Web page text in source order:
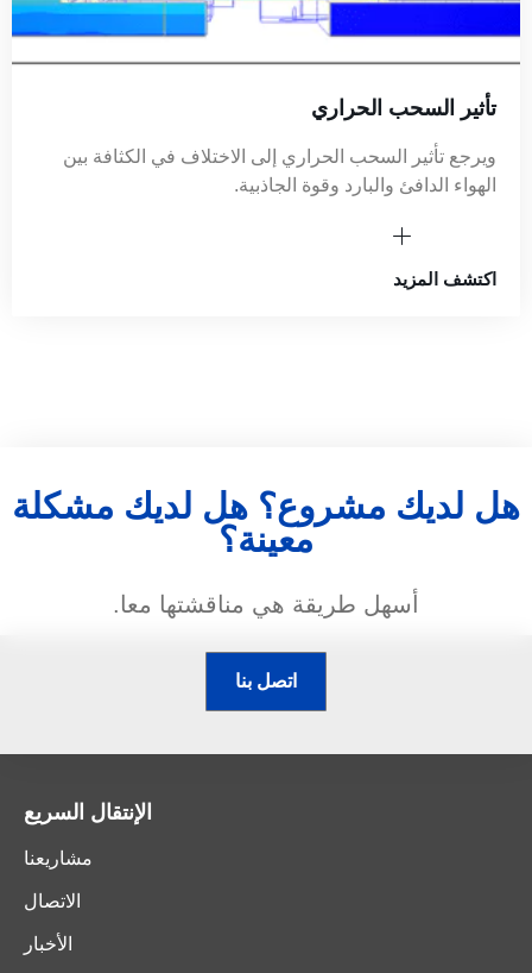
تأثير السحب الحراري
ويرجع تأثير السحب الحراري إلى الاختلاف في الكثافة بين
الهواء الدافئ والبارد وقوة الجاذبية.
اكتشف المزيد
هل لديك مشروع؟ هل لديك مشكلة
معينة؟
أسهل طريقة هي مناقشتها معا.
اتصل بنا
الإنتقال السريع
مشاريعنا
الاتصال
الأخبار